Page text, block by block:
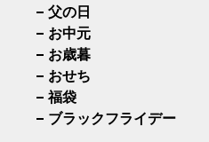
父の日
お中元
お歳暮
おせち
福袋
ブラックフライデー